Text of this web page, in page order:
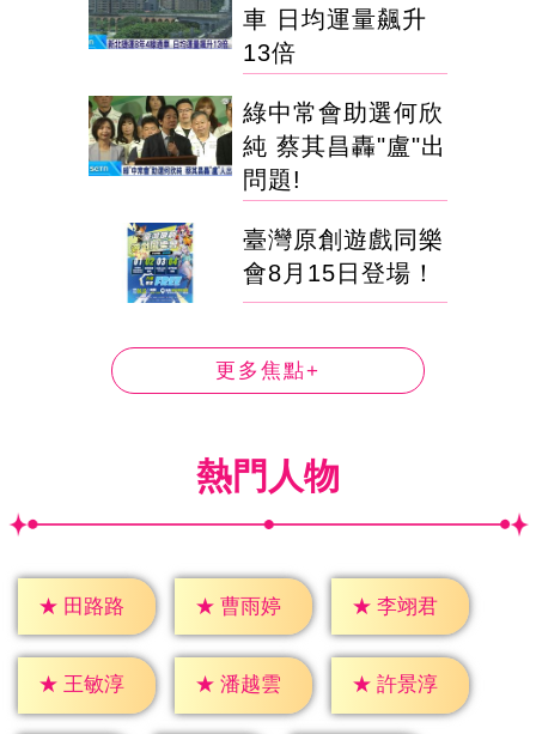
車 日均運量飆升
13倍
綠中常會助選何欣
純 蔡其昌轟"盧"出
問題!
臺灣原創遊戲同樂
會8月15日登場！
更多焦點+
熱門人物
★ 田路路 ★ 曹雨婷 ★ 李翊君
★ 王敏淳 ★ 潘越雲 ★ 許景淳